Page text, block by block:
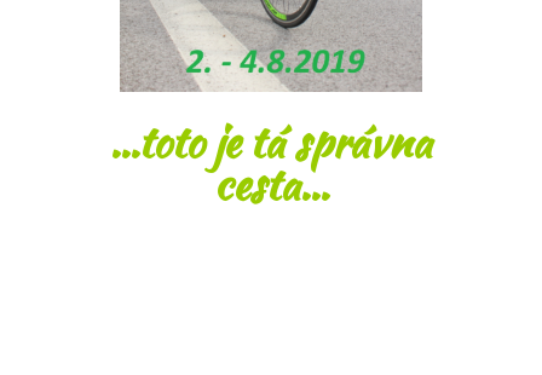
...toto je tá správna
cesta...